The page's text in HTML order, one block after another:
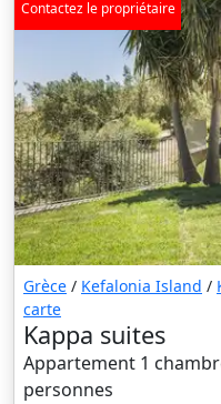
Contactez le propriétaire
Grèce / Kefalonia Island /
carte
Kappa suites
Appartement 1
personnes